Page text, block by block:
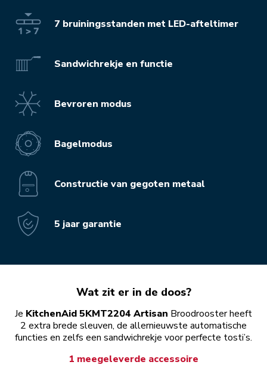
7 bruiningsstanden met LED-afteltimer
Sandwichrekje en functie
Bevroren modus
Bagelmodus
Constructie van gegoten metaal
5 jaar garantie
Wat zit er in de doos?
Je KitchenAid 5KMT2204 Artisan Broodrooster heeft
2 extra brede sleuven, de allernieuwste automatische
functies en zelfs een sandwichrekje voor perfecte tosti’s.
1 meegeleverde accessoire